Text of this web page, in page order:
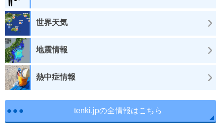
世界天気
地震情報
熱中症情報
tenki.jpの全情報はこちら